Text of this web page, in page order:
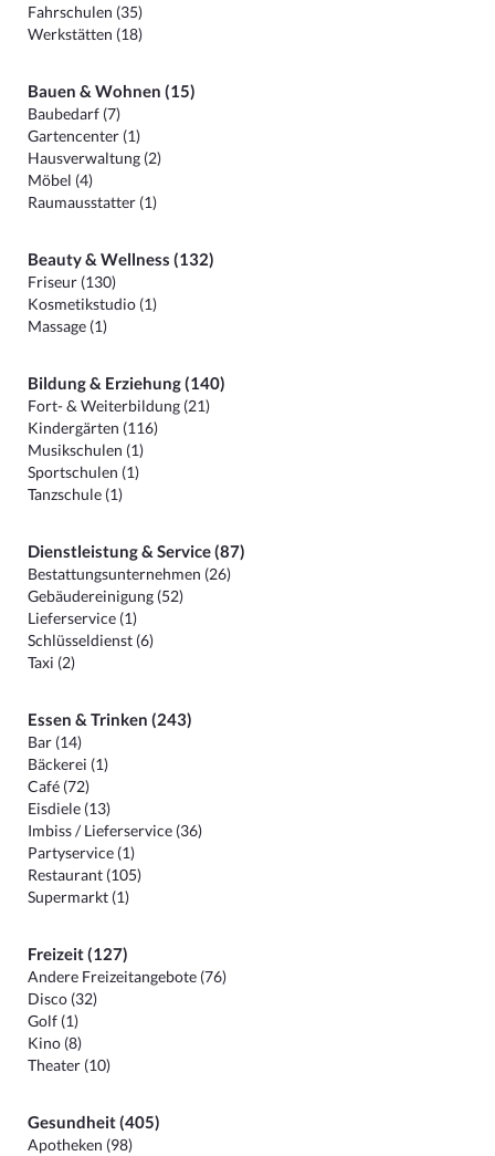
Fahrschulen (35)
Werkstätten (18)
Bauen & Wohnen (15)
Baubedarf (7)
Gartencenter (1)
Hausverwaltung (2)
Möbel (4)
Raumausstatter (1)
Beauty & Wellness (132)
Friseur (130)
Kosmetikstudio (1)
Massage (1)
Bildung & Erziehung (140)
Fort- & Weiterbildung (21)
Kindergärten (116)
Musikschulen (1)
Sportschulen (1)
Tanzschule (1)
Dienstleistung & Service (87)
Bestattungsunternehmen (26)
Gebäudereinigung (52)
Lieferservice (1)
Schlüsseldienst (6)
Taxi (2)
Essen & Trinken (243)
Bar (14)
Bäckerei (1)
Café (72)
Eisdiele (13)
Imbiss / Lieferservice (36)
Partyservice (1)
Restaurant (105)
Supermarkt (1)
Freizeit (127)
Andere Freizeitangebote (76)
Disco (32)
Golf (1)
Kino (8)
Theater (10)
Gesundheit (405)
Apotheken (98)